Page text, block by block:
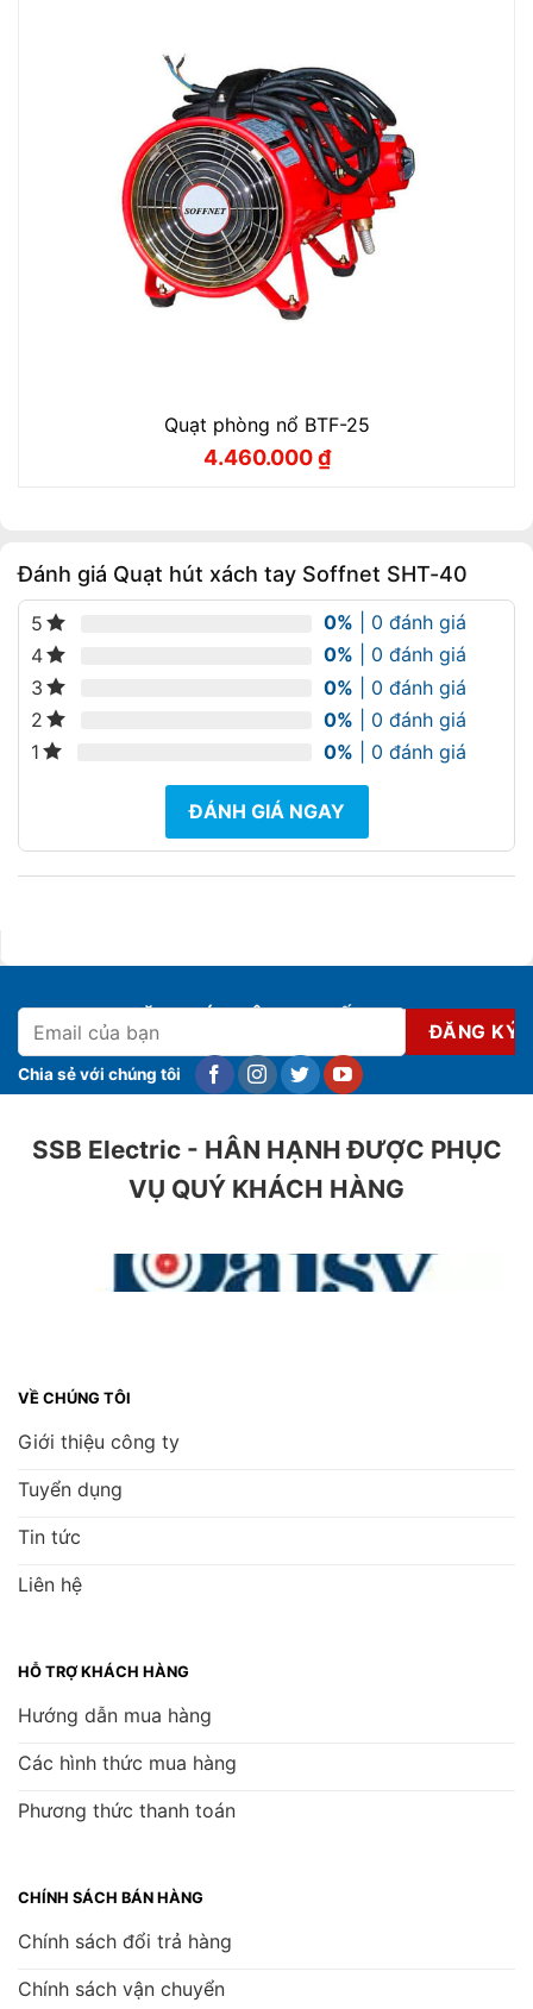
Quạt phòng nổ BTF-25
Giá
4.460.000₫
Giá
Đánh giá Quạt hút xách tay Soffnet SHT-40
5 0% | 0 đánh giá
4
0% | 0 đánh giá
3
0% | 0 đánh giá
2
0% | 0 đánh giá
1
0% | 0 đánh giá
ĐÁNH GIÁ NGAY
ĐĂNG KÝ NHẬN KHUYẾN MẠI
Chia sẻ với chúng tôi
SSB Electric - HÂN HẠNH ĐƯỢC PHỤC
VỤ QUÝ KHÁCH HÀNG
VỀ CHÚNG TÔI
Giới thiệu công ty
Tuyển dụng
Tin tức
Liên hệ
HỖ TRỢ KHÁCH HÀNG
Hướng dẫn mua hàng
Các hình thức mua hàng
Phương thức thanh toán
CHÍNH SÁCH BÁN HÀNG
Chính sách đổi trả hàng
Chính sách vận chuyển